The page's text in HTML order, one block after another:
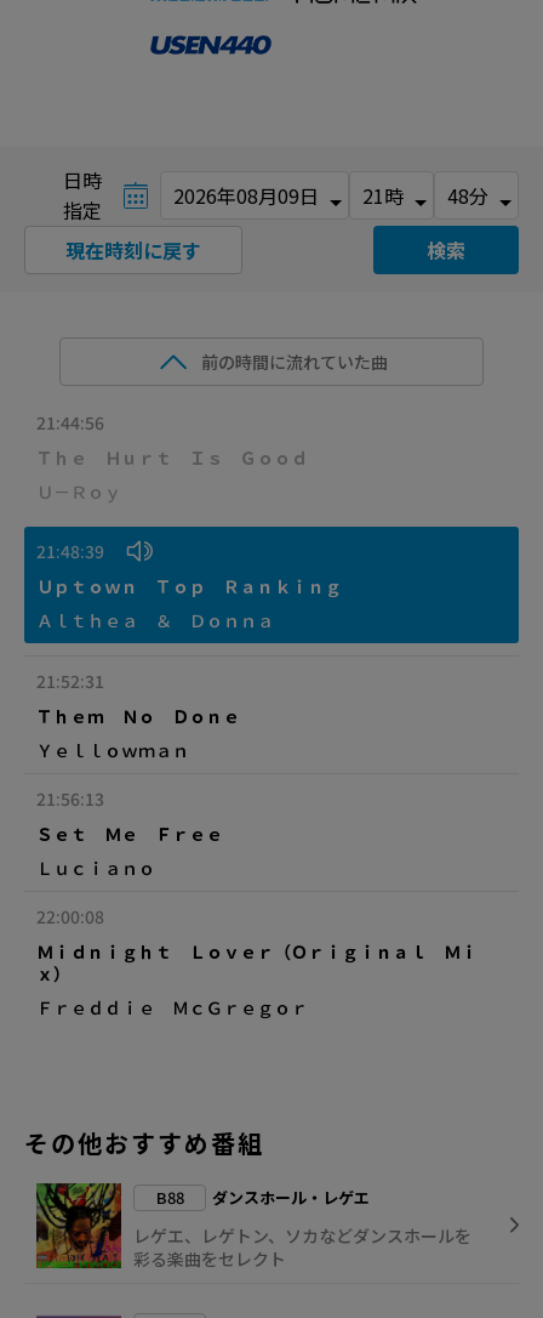
日時
指定
検索
現在時刻に戻す
前の時間に流れていた曲
21:44:56
Ｔｈｅ Ｈｕｒｔ Ｉｓ Ｇｏｏｄ
Ｕ－Ｒｏｙ
21:48:39
Ｕｐｔｏｗｎ Ｔｏｐ Ｒａｎｋｉｎｇ
Ａｌｔｈｅａ ＆ Ｄｏｎｎａ
21:52:31
Ｔｈｅｍ Ｎｏ Ｄｏｎｅ
Ｙｅｌｌｏｗｍａｎ
21:56:13
Ｓｅｔ Ｍｅ Ｆｒｅｅ
Ｌｕｃｉａｎｏ
22:00:08
Ｍｉｄｎｉｇｈｔ Ｌｏｖｅｒ（Ｏｒｉｇｉｎａｌ Ｍｉ
ｘ）
Ｆｒｅｄｄｉｅ ＭｃＧｒｅｇｏｒ
その他おすすめ番組
B88 ダンスホール・レゲエ
レゲエ、レゲトン、ソカなどダンスホールを
彩る楽曲をセレクト